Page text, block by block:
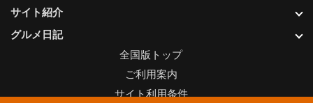
サイト紹介
グルメ日記
全国版トップ
ご利用案内
サイト利用条件